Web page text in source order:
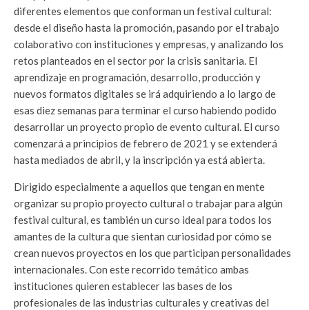
diferentes elementos que conforman un festival cultural:
desde el diseño hasta la promoción, pasando por el trabajo
colaborativo con instituciones y empresas, y analizando los
retos planteados en el sector por la crisis sanitaria. El
aprendizaje en programación, desarrollo, producción y
nuevos formatos digitales se irá adquiriendo a lo largo de
esas diez semanas para terminar el curso habiendo podido
desarrollar un proyecto propio de evento cultural. El curso
comenzará a principios de febrero de 2021 y se extenderá
hasta mediados de abril, y la inscripción ya está abierta.
Dirigido especialmente a aquellos que tengan en mente
organizar su propio proyecto cultural o trabajar para algún
festival cultural, es también un curso ideal para todos los
amantes de la cultura que sientan curiosidad por cómo se
crean nuevos proyectos en los que participan personalidades
internacionales. Con este recorrido temático ambas
instituciones quieren establecer las bases de los
profesionales de las industrias culturales y creativas del